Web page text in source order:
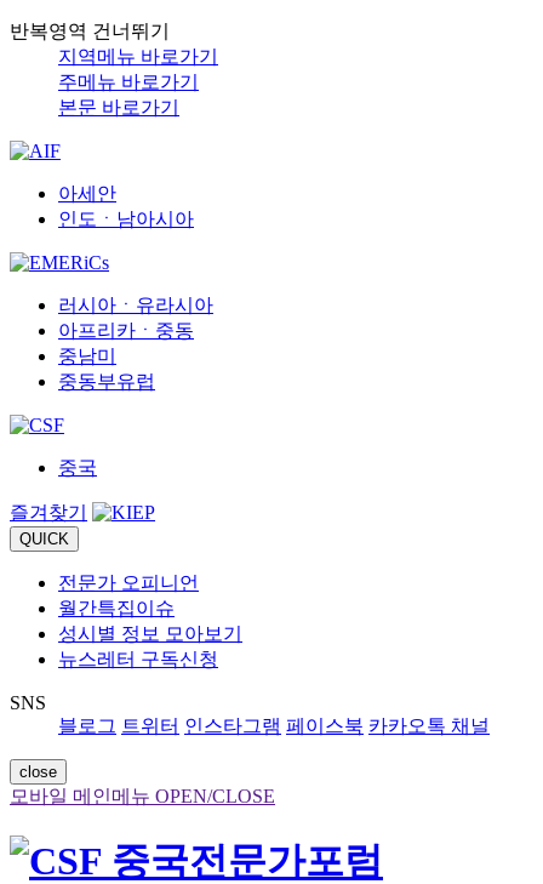
반복영역 건너뛰기
지역메뉴 바로가기
주메뉴 바로가기
본문 바로가기
아세안
인도ㆍ남아시아
러시아ㆍ유라시아
아프리카ㆍ중동
중남미
중동부유럽
중국
즐겨찾기
QUICK
전문가 오피니언
월간특집이슈
성시별 정보 모아보기
뉴스레터 구독신청
SNS
블로그 트위터 인스타그램 페이스북 카카오톡 채널
close
모바일 메인메뉴 OPEN/CLOSE